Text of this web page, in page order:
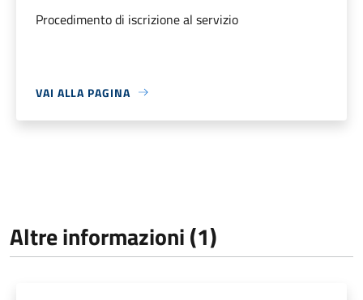
Procedimento di iscrizione al servizio
VAI ALLA PAGINA
Altre informazioni (1)